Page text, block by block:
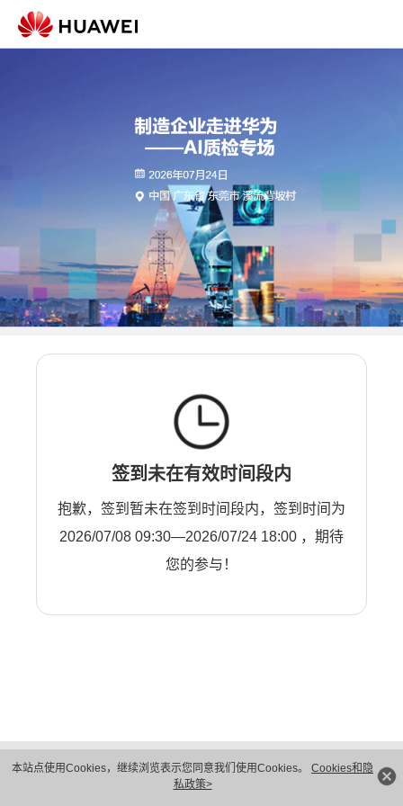
本站点使用Cookies，继续浏览表示您同意我们使用Cookies。 Cookies和隐
私政策>
签到未在有效时间段内
抱歉，签到暂未在签到时间段内，签到时间为
2026/07/08 09:30—2026/07/24 18:00 ，期待
您的参与！
隐私保护
法律声明